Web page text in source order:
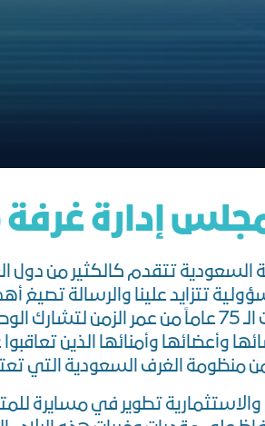
إدارة
السعودية تتقدم كالكثير من دول
تتزايد علينا والرسالة
غرفة جدة عبر مسيرة تجاوزت الـ 75 عاماً من
وأعضائها وأمنائها الذين
منظومة الغرف السعودية التي